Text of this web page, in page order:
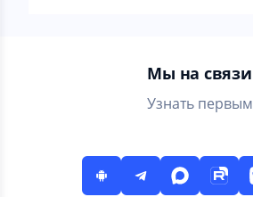
Мы на связи
Узнать первым